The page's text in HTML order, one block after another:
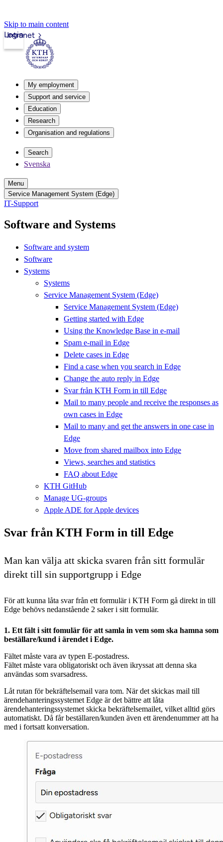
Skip to main content
Intranet
Login
My employment
Support and service
Education
Research
Organisation and regulations
Search
Svenska
Menu
Service Management System (Edge)
IT-Support
Software and Systems
Software and system
Software
Systems
Systems
Service Management System (Edge)
Service Management System (Edge)
Getting started with Edge
Using the Knowledge Base in e-mail
Spam e-mail in Edge
Delete cases in Edge
Find a case when you search in Edge
Change the auto reply in Edge
Svar från KTH Form in till Edge
Mail to many people and receive the responses as
own cases in Edge
Mail to many and get the answers in one case in
Edge
Move from shared mailbox into Edge
Views, searches and statistics
FAQ about Edge
KTH GitHub
Manage UG-groups
Apple ADE for Apple devices
Svar från KTH Form in till Edge
Man kan välja att skicka svaren från sitt formulär
direkt till sin supportgrupp i Edge
För att kunna låta svar från ett formulär i KTH Form gå direkt in till
Edge behövs nedanstående 2 saker i sitt formulär.
1. Ett fält i sitt fomulär för att samla in vem som ska hamna som
beställare/kund i ärendet i Edge.
Fältet måste vara av typen E-postadress.
Fältet måste vara obligatoriskt och även ikryssat att denna ska
användas som svarsadress.
Låt rutan för bekräftelsemail vara tom. När det skickas mail till
ärendehanteringssystemet Edge är det bättre att låta
ärendehanteringssystemet skicka bekräftelsemailet, vilket alltid görs
automatiskt. Då får beställaren/kunden även ett ärendenummer att ha
med i fortsatt konversation.